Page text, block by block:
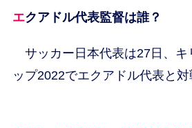
エクアドル代表監督は誰？
サッカー日本代表は27日、キ
ップ2022でエクアドル代表と対